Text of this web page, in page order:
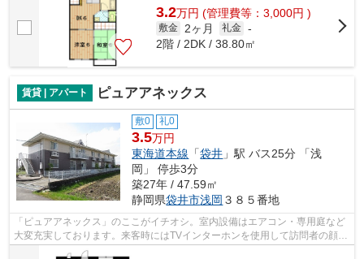
3.2万円 (管理費等：3,000円 )
敷金 2ヶ月 礼金 -
2階 / 2DK / 38.80㎡
賃貸 | アパート ピュアアネックス
敷0 礼0
3.5万円
東海道本線 「袋井 」駅 バス25分 「浅
岡」 停歩3分
築27年 / 47.59㎡
静岡県袋井市浅岡 ３８５番地
「ピュアアネックス」のここがイチオシ。室内設備はエアコン・専用庭など
大変充実しております。来客時にはTVインターホンを使用して訪問者の顔を
確認することがきるので安心感があり...